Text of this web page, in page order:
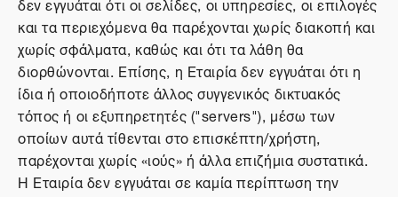
και τα περιεχόμενα θα παρέχονται χωρίς διακοπή και
χωρίς σφάλματα, καθώς και ότι τα λάθη θα
διορθώνονται. Επίσης, η Εταιρία δεν εγγυάται ότι η
ίδια ή οποιοδήποτε άλλος συγγενικός δικτυακός
τόπος ή οι εξυπηρετητές ("servers"), μέσω των
οποίων αυτά τίθενται στο επισκέπτη/χρήστη,
παρέχονται χωρίς «ιούς» ή άλλα επιζήμια συστατικά.
Η Εταιρία δεν εγγυάται σε καμία περίπτωση την